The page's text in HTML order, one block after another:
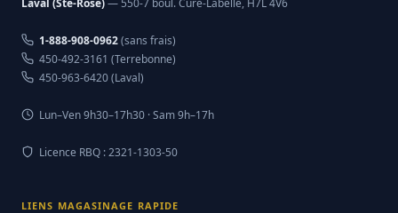
Laval (Ste-Rose)— 550-7 boul. Curé-Labelle, H7L 4V6
1-888-908-0962(sans frais)
450-492-3161 (Terrebonne)
450-963-6420 (Laval)
Lun–Ven 9h30–17h30 · Sam 9h–17h
Licence RBQ : 2321-1303-50
LIENS MAGASINAGE RAPIDE